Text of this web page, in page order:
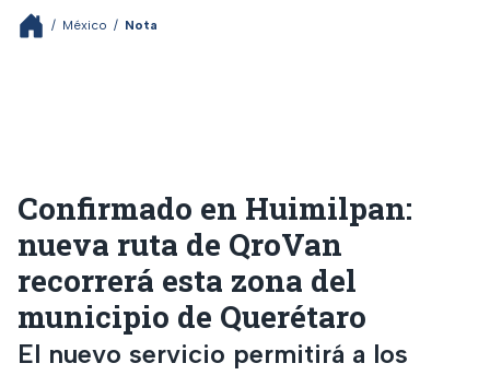
/ México / Nota
Confirmado en Huimilpan:
nueva ruta de QroVan
recorrerá esta zona del
municipio de Querétaro
El nuevo servicio permitirá a los